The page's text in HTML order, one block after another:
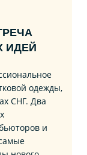
ИДЕЙ
одежды,
СНГ. Два
и